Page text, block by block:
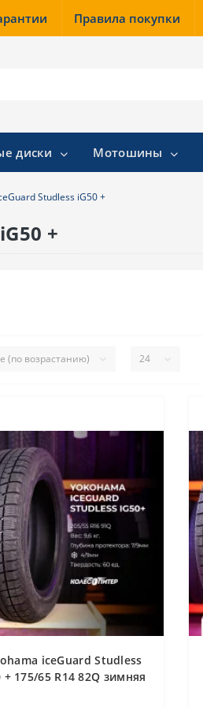
Правила покупки
диски Мотошины
Studless iG50 +
+
iceGuard Studless
+ 175/65 R14 82Q зимняя